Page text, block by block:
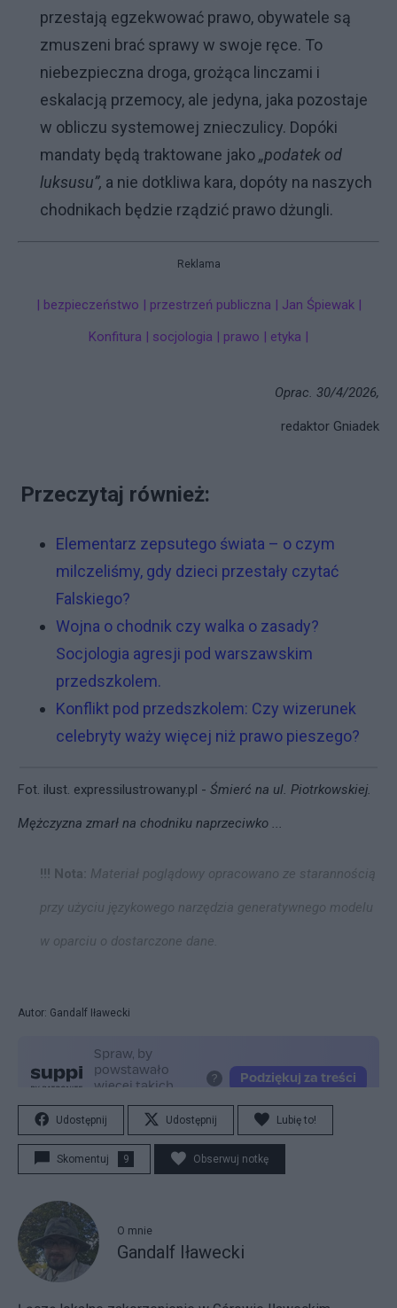
przestają egzekwować prawo, obywatele są
zmuszeni brać sprawy w swoje ręce. To
niebezpieczna droga, grożąca linczami i
eskalacją przemocy, ale jedyna, jaka pozostaje
w obliczu systemowej znieczulicy. Dopóki
mandaty będą traktowane jako„podatek od
luksusu”, a nie dotkliwa kara, dopóty na naszych
chodnikach będzie rządzić prawo dżungli.
Reklama
| bezpieczeństwo | przestrzeń publiczna | Jan Śpiewak |
Konfitura | socjologia | prawo | etyka |
Oprac. 30/4/2026,
redaktor Gniadek
Przeczytaj również:
Elementarz zepsutego świata – o czym
milczeliśmy, gdy dzieci przestały czytać
Falskiego?
Wojna o chodnik czy walka o zasady?
Socjologia agresji pod warszawskim
przedszkolem.
Konflikt pod przedszkolem: Czy wizerunek
celebryty waży więcej niż prawo pieszego?
Fot. ilust. expressilustrowany.pl - Śmierć na ul. Piotrkowskiej.
Mężczyzna zmarł na chodniku naprzeciwko ...
!!! Nota: Materiał poglądowy opracowano ze starannością
przy użyciu językowego narzędzia generatywnego modelu
w oparciu o dostarczone dane.
Autor: Gandalf Iławecki
Udostępnij Udostępnij Lubię to!
Skomentuj 9 Obserwuj notkę
O mnie
Gandalf Iławecki